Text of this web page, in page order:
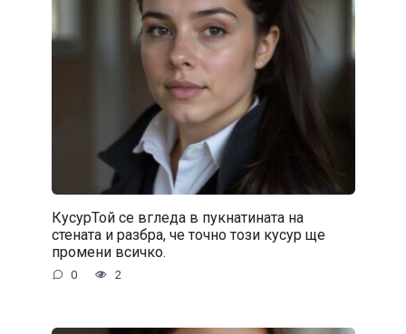
КусурТой се вгледа в пукнатината на
стената и разбра, че точно този кусур ще
промени всичко.
0 2